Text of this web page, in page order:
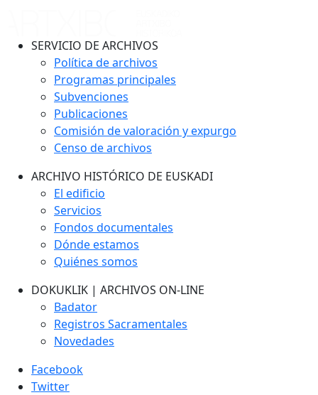
SERVICIO DE ARCHIVOS
Política de archivos
Programas principales
Subvenciones
Publicaciones
Comisión de valoración y expurgo
Censo de archivos
ARCHIVO HISTÓRICO DE EUSKADI
El edificio
Servicios
Fondos documentales
Dónde estamos
Quiénes somos
DOKUKLIK | ARCHIVOS ON-LINE
Badator
Registros Sacramentales
Novedades
Facebook
Twitter